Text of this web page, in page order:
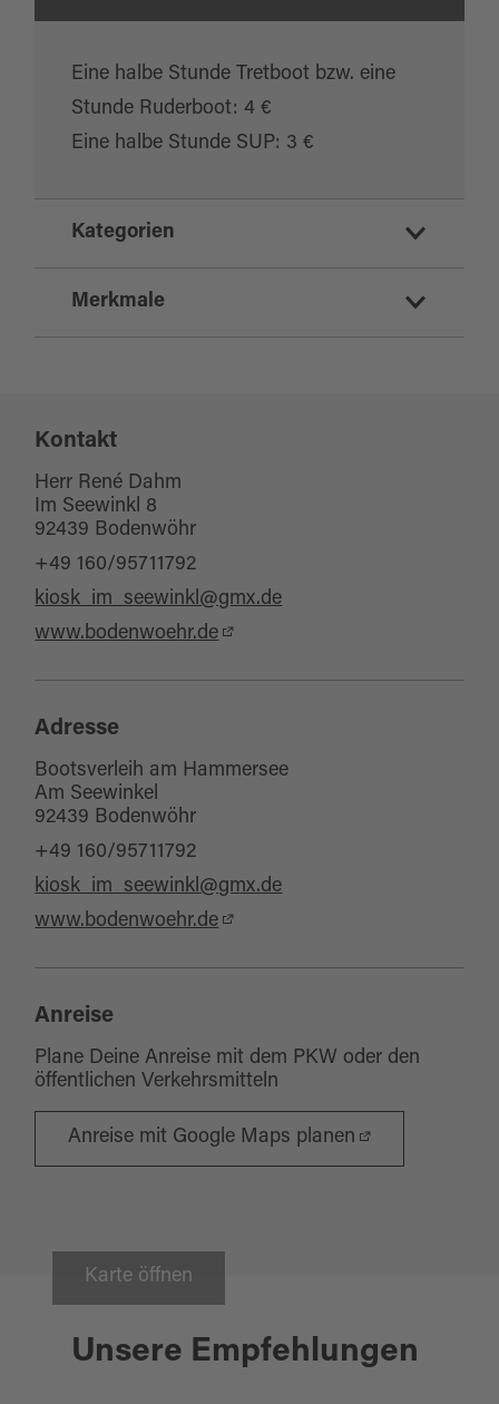
Eine halbe Stunde Tretboot bzw. eine
Stunde Ruderboot: 4 €
Eine halbe Stunde SUP: 3 €
Kategorien
Erholung und Gesundheit
Seen
Merkmale
Eignung
für Kinder (jedes Alter)
für Gruppen
für Familien
Sonstige Ausstattung/Einrichtung
WC-Anlage
Kontakt
Herr René Dahm
Im Seewinkl 8
92439 Bodenwöhr
+49 160/95711792
kiosk_im_seewinkl@gmx.de
www.bodenwoehr.de
Adresse
Bootsverleih am Hammersee
Am Seewinkel
92439 Bodenwöhr
+49 160/95711792
kiosk_im_seewinkl@gmx.de
www.bodenwoehr.de
Anreise
Plane Deine Anreise mit dem PKW oder den
öffentlichen Verkehrsmitteln
Anreise mit Google Maps planen
Karte öffnen
Unsere Empfehlungen
Bodenwöhr